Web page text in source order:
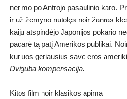
nerimo po Antrojo pasaulinio karo.
ir už žemyno nutolęs noir žanras
kaiju atspindėjo Japonijos pokario
padarė tą patį Amerikos publikai.
kuriuos geriausius savo eros
Dviguba kompensacija.
Kitos film noir klasikos apima